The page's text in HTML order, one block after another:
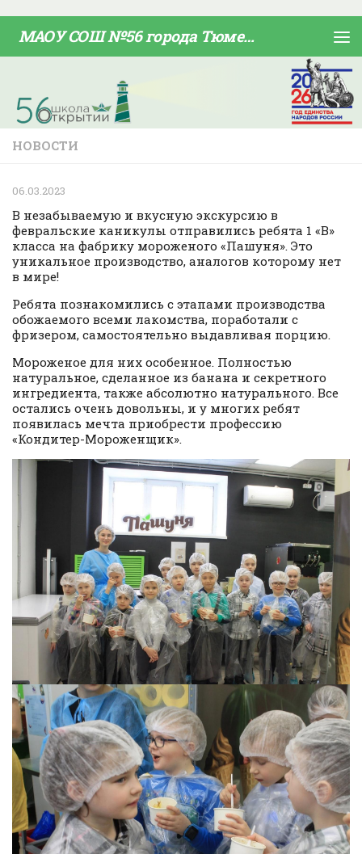
МАОУ СОШ №56 города Тюмени
НОВОСТИ
06.03.2023
В незабываемую и вкусную экскурсию в
февральские каникулы отправились ребята 1 «В»
класса на фабрику мороженого «Пашуня». Это
уникальное производство, аналогов которому нет
в мире!
Ребята познакомились с этапами производства
обожаемого всеми лакомства, поработали с
фризером, самостоятельно выдавливая порцию.
Мороженое для них особенное. Полностью
натуральное, сделанное из банана и секретного
ингредиента, также абсолютно натурального. Все
остались очень довольны, и у многих ребят
появилась мечта приобрести профессию
«Кондитер-Мороженщик».